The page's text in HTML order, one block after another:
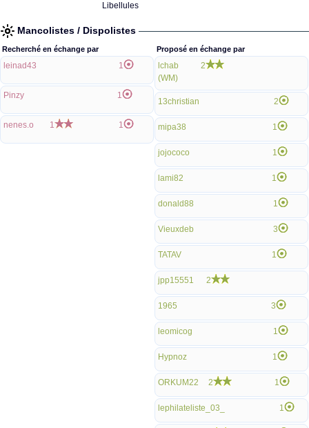
Libellules
Mancolistes / Dispolistes
Recherché en échange par
leinad43 1
Pinzy 1
nenes.o 1 1
Proposé en échange par
lchab
(WM)
2
13christian 2
mipa38 1
jojococo 1
lami82 1
donald88 1
Vieuxdeb 3
TATAV 1
jpp15551 2
1965 3
leomicog 1
Hypnoz 1
ORKUM22 2 1
lephilateliste_03_ 1